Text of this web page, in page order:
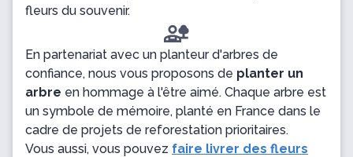
fleurs du souvenir.
En partenariat avec un planteur d'arbres de
confiance, nous vous proposons de planter un
arbre en hommage à l'être aimé. Chaque arbre est
un symbole de mémoire, planté en France dans le
cadre de projets de reforestation prioritaires.
Vous aussi, vous pouvez faire livrer des fleurs